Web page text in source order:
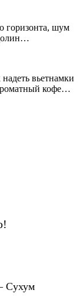
горизонта, шум
вьетнамки
кофе…
Сухум